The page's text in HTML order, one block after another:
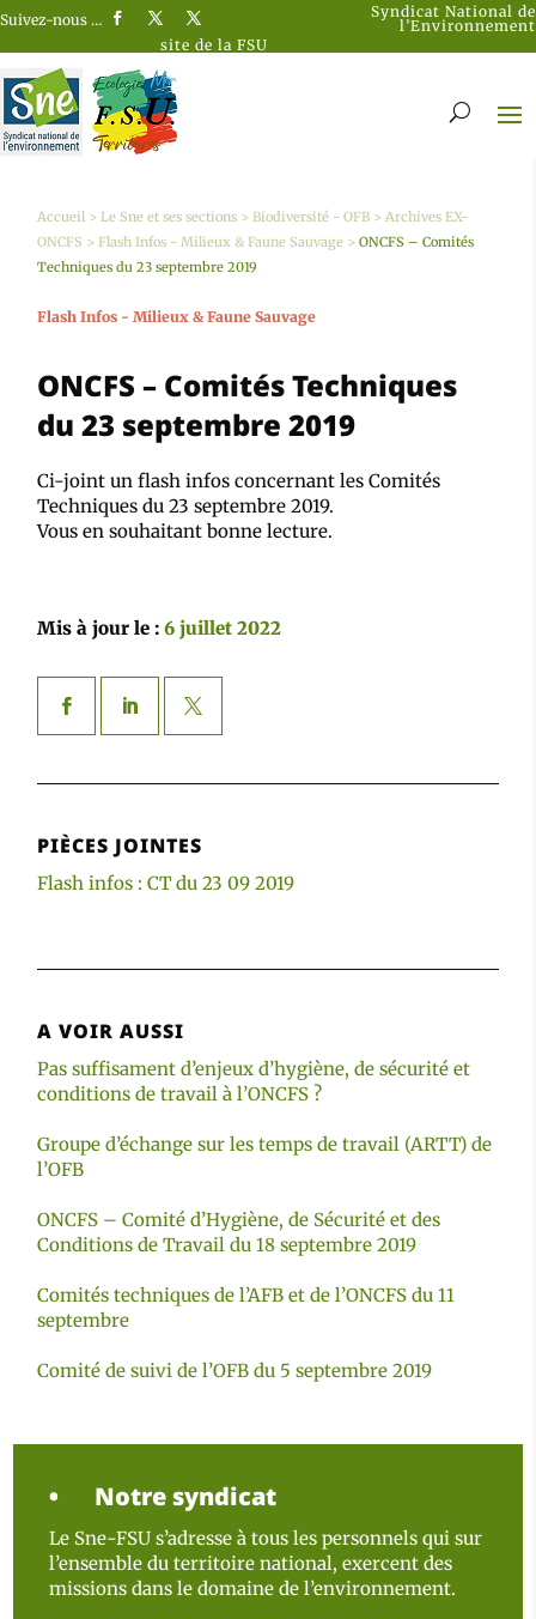
Suivez-nous …
Syndicat National de
l’Environnement
site de la FSU
Accueil >Le Sne et ses sections >Biodiversité - OFB >Archives EX-
ONCFS >Flash Infos - Milieux & Faune Sauvage >ONCFS – Comités
Techniques du 23 septembre 2019
Flash Infos - Milieux & Faune Sauvage
ONCFS – Comités Techniques
du 23 septembre 2019
Ci-joint un flash infos concernant les Comités
Techniques du 23 septembre 2019.
Vous en souhaitant bonne lecture.
Mis à jour le :6 juillet 2022
PIÈCES JOINTES
Flash infos : CT du 23 09 2019
A VOIR AUSSI
Pas suffisament d’enjeux d’hygiène, de sécurité et
conditions de travail à l’ONCFS ?
Groupe d’échange sur les temps de travail (ARTT) de
l’OFB
ONCFS – Comité d’Hygiène, de Sécurité et des
Conditions de Travail du 18 septembre 2019
Comités techniques de l’AFB et de l’ONCFS du 11
septembre
Comité de suivi de l’OFB du 5 septembre 2019
Notre syndicat
Le Sne-FSU s’adresse à tous les personnels qui sur
l’ensemble du territoire national, exercent des
missions dans le domaine de l’environnement.